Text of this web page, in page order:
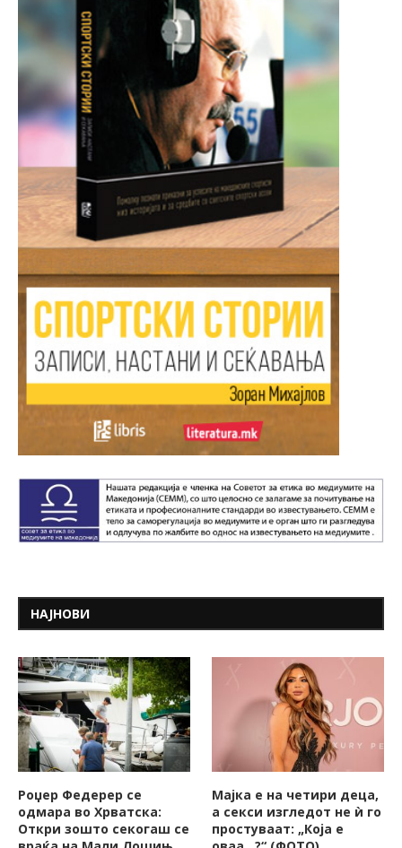
НАЈНОВИ
Роџер Федерер се
одмара во Хрватска:
Откри зошто секогаш се
Мајка е на четири деца,
а секси изгледот не ѝ го
простуваат: „Која е